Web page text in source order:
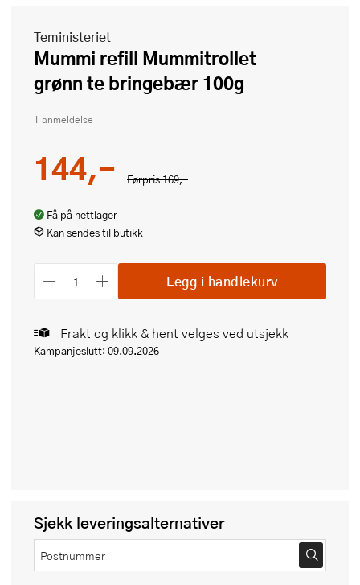
Teministeriet
Mummi refill Mummitrollet
grønn te bringebær 100g
1 anmeldelse
Førpris169,-
144,-
Få på nettlager
Kan sendes til butikk
Legg i handlekurv
Frakt og klikk & hent velges ved utsjekk
Kampanjeslutt: 09.09.2026
Sjekk leveringsalternativer